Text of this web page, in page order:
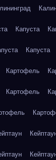
Капуста
Капуста
Картофель
Картофель